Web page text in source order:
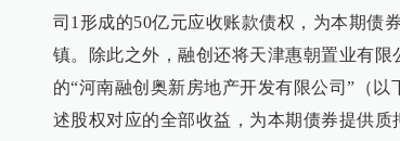
司1形成的50亿元应收账款债权，为本期债
镇。除此之外，融创还将天津惠朝置业有
的“河南融创奥新房地产开发有限公司”（以
述股权对应的全部收益，为本期债券提供